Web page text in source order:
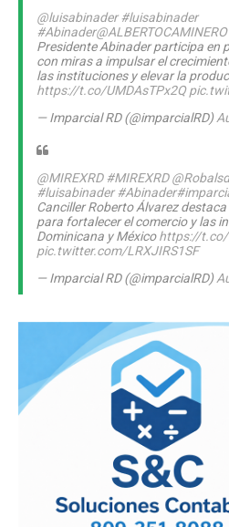
@luisabinader #luisabinader
#Abinader@ALBERTOCAMINERO
Presidente Abinader participa en
con miras a impulsar el
las instituciones y elevar la
https://t.co/UMDAsTPx2Q
— Imparcial RD (@imparcialRD)
@MIREXRD #MIREXRD
#luisabinader #Abinader
Canciller Roberto Álvarez
para fortalecer el comercio y las
Dominicana y Méxicohttps://t.co/
pic.twitter.com/LRXJIRS1SF
— Imparcial RD (@imparcialRD)